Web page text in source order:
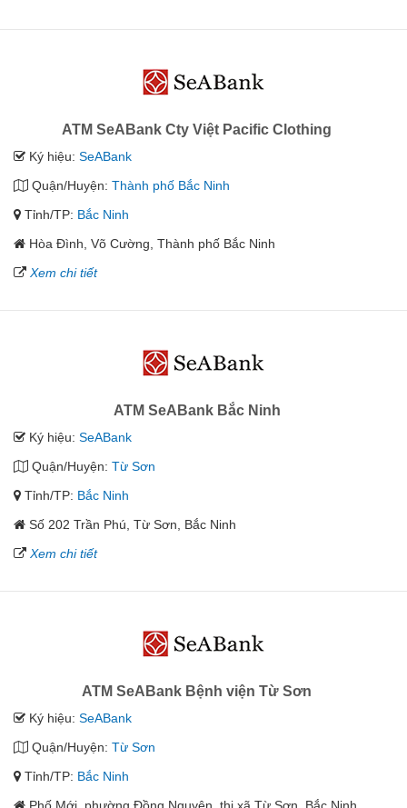
ATM SeABank Cty Việt Pacific Clothing
Ký hiệu: SeABank
Quận/Huyện: Thành phố Bắc Ninh
Tỉnh/TP: Bắc Ninh
Hòa Đình, Võ Cường, Thành phố Bắc Ninh
Xem chi tiết
ATM SeABank Bắc Ninh
Ký hiệu: SeABank
Quận/Huyện: Từ Sơn
Tỉnh/TP: Bắc Ninh
Số 202 Trần Phú, Từ Sơn, Bắc Ninh
Xem chi tiết
ATM SeABank Bệnh viện Từ Sơn
Ký hiệu: SeABank
Quận/Huyện: Từ Sơn
Tỉnh/TP: Bắc Ninh